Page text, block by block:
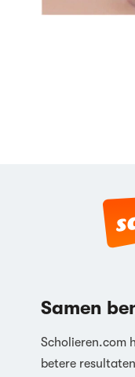
Samen
Scholieren.com
betere